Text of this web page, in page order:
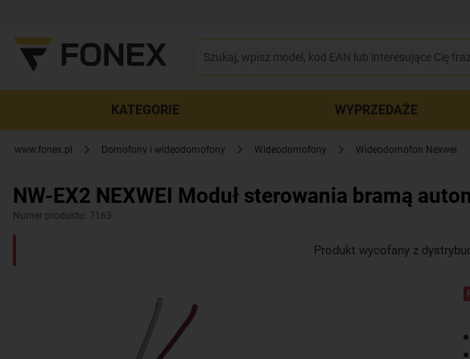
KATEGORIE WYPRZEDAŻE
www.fonex.pl Domofony i wideodomofony Wideodomofony Wideodomofon Nexwei
NW-EX2 NEXWEI Moduł sterowania bramą
Numer produktu: 7163
Produkt wycofany z